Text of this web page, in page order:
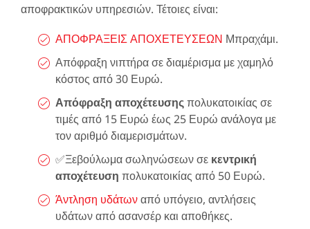
αποφρακτικών υπηρεσιών. Τέτοιες είναι:
ΑΠΟΦΡΑΞΕΙΣ ΑΠΟΧΕΤΕΥΣΕΩΝ Μπραχάμι.
Απόφραξη νιπτήρα σε διαμέρισμα με χαμηλό
κόστος από 30 Ευρώ.
Απόφραξη αποχέτευσηςπολυκατοικίας σε
τιμές από 15 Ευρώ έως 25 Ευρώ ανάλογα με
τον αριθμό διαμερισμάτων.
✅Ξεβούλωμα σωληνώσεων σε κεντρική
αποχέτευση πολυκατοικίας από 50 Ευρώ.
Άντληση υδάτωναπό υπόγειο, αντλήσεις
υδάτων από ασανσέρ και αποθήκες.